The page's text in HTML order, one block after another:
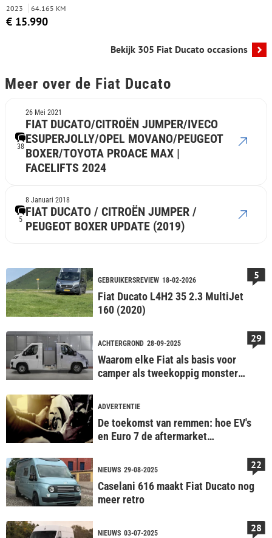
2023 64.165 KM
€ 15.990
Bekijk 305 Fiat Ducato occasions
Meer over de Fiat Ducato
38
FIAT DUCATO/CITROËN JUMPER/IVECO
ESUPERJOLLY/OPEL MOVANO/PEUGEOT
BOXER/TOYOTA PROACE MAX |
FACELIFTS 2024
26 Mei 2021
5
FIAT DUCATO / CITROËN JUMPER /
PEUGEOT BOXER UPDATE (2019)
8 Januari 2018
GEBRUIKERSREVIEW 18-02-2026
Fiat Ducato L4H2 35 2.3 MultiJet
160 (2020)
5
ACHTERGROND 28-09-2025
Waarom elke Fiat als basis voor
camper als tweekoppig monster
29
ADVERTENTIE
De toekomst van remmen: hoe EV's
en Euro 7 de aftermarket
NIEUWS 29-08-2025
Caselani 616 maakt Fiat Ducato nog
meer retro
22
NIEUWS 03-07-2025 28